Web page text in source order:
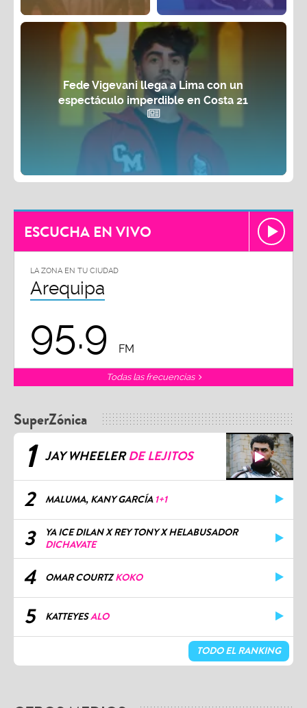
Fede Vigevani llega a Lima con un
espectáculo imperdible en Costa 21
ESCUCHA EN VIVO
LA ZONA EN TU CIUDAD
Arequipa
95.9 FM
Todas las frecuencias
SuperZónica
1 JAY WHEELERDE LEJITOS
2 MALUMA, KANY GARCÍA 1+1
3
YA ICE DILAN X REY TONY X HELABUSADOR
DICHAVATE
4 OMAR COURTZKOKO
5 KATTEYESALO
TODO EL RANKING